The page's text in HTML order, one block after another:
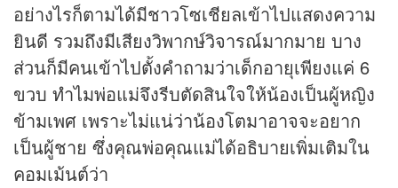
อย่างไรก็ตามได้มีชาวโซเชียลเข้าไปแสดงความ
ยินดี รวมถึงมีเสียงวิพากษ์วิจารณ์มากมาย บาง
ส่วนก็มีคนเข้าไปตั้งคำถามว่าเด็กอายุเพียงแค่ 6
ขวบ ทำไมพ่อแม่จึงรีบตัดสินใจให้น้องเป็นผู้หญิง
ข้ามเพศ เพราะไม่แน่ว่าน้องโตมาอาจจะอยาก
เป็นผู้ชาย ซึ่งคุณพ่อคุณแม่ได้อธิบายเพิ่มเติมใน
คอมเม้นต์ว่า